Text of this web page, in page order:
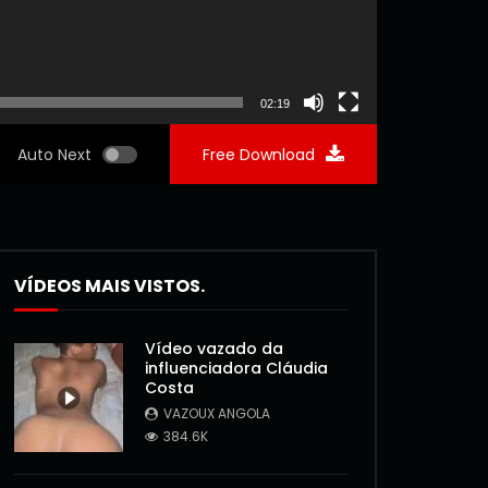
02:19
Auto Next Free Download
VÍDEOS MAIS VISTOS.
Vídeo vazado da
influenciadora Cláudia
Costa
VAZOUX ANGOLA
384.6K